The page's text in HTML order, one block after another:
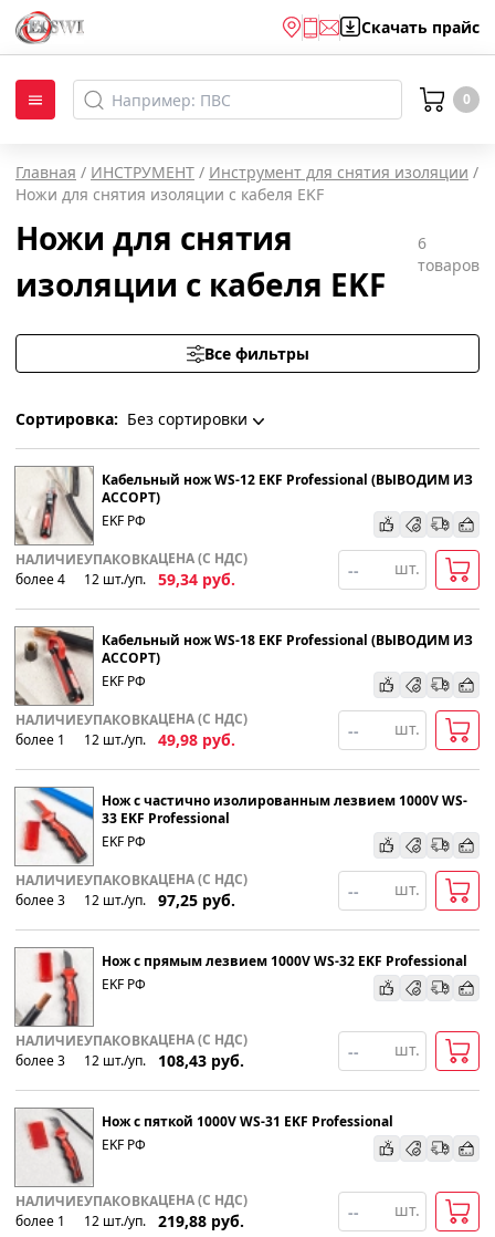
Скачать прайс
0
Главная / ИНСТРУМЕНТ / Инструмент для снятия изоляции /
Ножи для снятия изоляции с кабеля EKF
Ножи для снятия
изоляции с кабеля EKF
6
товаров
Все фильтры
Сортировка: Без сортировки
Без сортировки
По наименованию
Популярности
Возрастанию цены
Убыванию цены
Кабельный нож WS-12 EKF Professional (ВЫВОДИМ ИЗ
АССОРТ)
EKF РФ
НАЛИЧИЕ
более 4
УПАКОВКА
12 шт./уп.
ЦЕНА (С НДС)
59,34 руб.
шт.
Кабельный нож WS-18 EKF Professional (ВЫВОДИМ ИЗ
АССОРТ)
EKF РФ
НАЛИЧИЕ
более 1
УПАКОВКА
12 шт./уп.
ЦЕНА (С НДС)
49,98 руб.
шт.
Нож с частично изолированным лезвием 1000V WS-
33 EKF Professional
EKF РФ
НАЛИЧИЕ
более 3
УПАКОВКА
12 шт./уп.
ЦЕНА (С НДС)
97,25 руб.
шт.
Нож с прямым лезвием 1000V WS-32 EKF Professional
EKF РФ
НАЛИЧИЕ
более 3
УПАКОВКА
12 шт./уп.
ЦЕНА (С НДС)
108,43 руб.
шт.
Нож с пяткой 1000V WS-31 EKF Professional
EKF РФ
НАЛИЧИЕ
более 1
УПАКОВКА
12 шт./уп.
ЦЕНА (С НДС)
219,88 руб.
шт.